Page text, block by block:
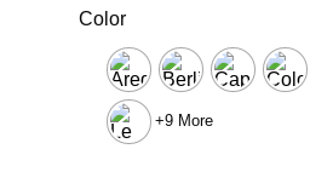
desde
99.00 €
hasta
Color
+9 More